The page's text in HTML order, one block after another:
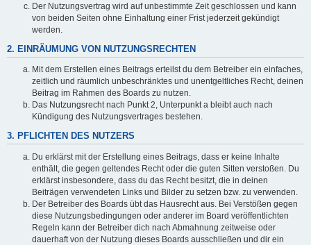
Der Nutzungsvertrag wird auf unbestimmte Zeit geschlossen und kann
von beiden Seiten ohne Einhaltung einer Frist jederzeit gekündigt
werden.
2. EINRÄUMUNG VON NUTZUNGSRECHTEN
Mit dem Erstellen eines Beitrags erteilst du dem Betreiber ein einfaches,
zeitlich und räumlich unbeschränktes und unentgeltliches Recht, deinen
Beitrag im Rahmen des Boards zu nutzen.
Das Nutzungsrecht nach Punkt 2, Unterpunkt a bleibt auch nach
Kündigung des Nutzungsvertrages bestehen.
3. PFLICHTEN DES NUTZERS
Du erklärst mit der Erstellung eines Beitrags, dass er keine Inhalte
enthält, die gegen geltendes Recht oder die guten Sitten verstoßen. Du
erklärst insbesondere, dass du das Recht besitzt, die in deinen
Beiträgen verwendeten Links und Bilder zu setzen bzw. zu verwenden.
Der Betreiber des Boards übt das Hausrecht aus. Bei Verstößen gegen
diese Nutzungsbedingungen oder anderer im Board veröffentlichten
Regeln kann der Betreiber dich nach Abmahnung zeitweise oder
dauerhaft von der Nutzung dieses Boards ausschließen und dir ein